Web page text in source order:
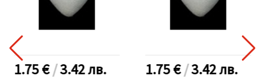
1.75 €/3.42лв. 1.75 €/3.42лв.